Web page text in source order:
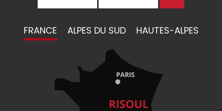
FRANCE ALPES DU SUD HAUTES-ALPES